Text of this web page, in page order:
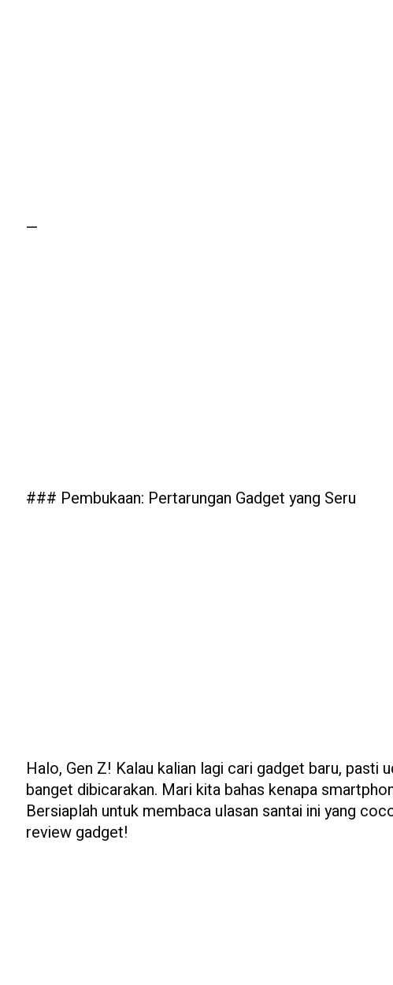
—
### Pembukaan: Pertarungan Gadget yang Seru
Halo, Gen Z! Kalau kalian lagi cari gadget baru, pasti
banget dibicarakan. Mari kita bahas kenapa
Bersiaplah untuk membaca ulasan santai ini yang
review gadget!